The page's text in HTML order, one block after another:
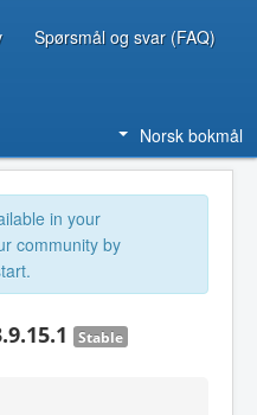
Spørsmål og svar (FAQ)
Norsk bokmål
in your
community by
Stable